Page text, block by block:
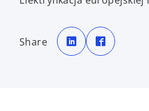
Share
o
p
e
n
p
e